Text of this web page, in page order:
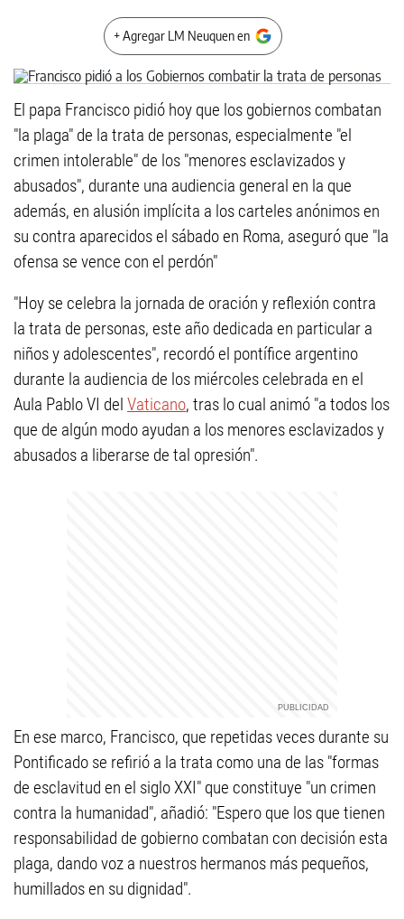
+ Agregar LM Neuquen en
El papa Francisco pidió hoy que los gobiernos combatan
"la plaga" de la trata de personas, especialmente "el
crimen intolerable" de los "menores esclavizados y
abusados", durante una audiencia general en la que
además, en alusión implícita a los carteles anónimos en
su contra aparecidos el sábado en Roma, aseguró que "la
ofensa se vence con el perdón"
"Hoy se celebra la jornada de oración y reflexión contra
la trata de personas, este año dedicada en particular a
niños y adolescentes", recordó el pontífice argentino
durante la audiencia de los miércoles celebrada en el
Aula Pablo VI del Vaticano, tras lo cual animó "a todos los
que de algún modo ayudan a los menores esclavizados y
abusados a liberarse de tal opresión".
En ese marco, Francisco, que repetidas veces durante su
Pontificado se refirió a la trata como una de las "formas
de esclavitud en el siglo XXI" que constituye "un crimen
contra la humanidad", añadió: "Espero que los que tienen
responsabilidad de gobierno combatan con decisión esta
plaga, dando voz a nuestros hermanos más pequeños,
humillados en su dignidad".